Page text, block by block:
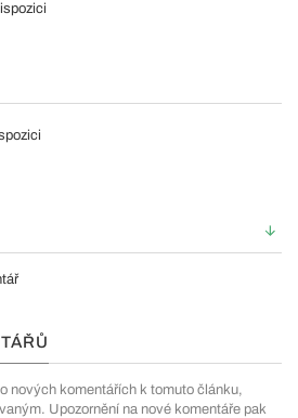
nových komentářích k tomuto článku,
Upozornění na nové komentáře pak